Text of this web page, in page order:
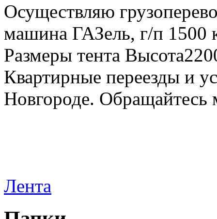
Осуществляю
машина ГАЗель, г/п 1500
Размеры тента
Квартирные переезды и
Новгороде.
Лента